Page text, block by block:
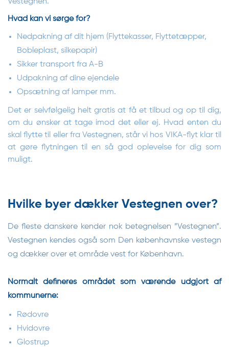
Hvad kan vi sørge for?
Nedpakning af dit hjem (Flyttekasser, Flyttetæpper,
Bobleplast, silkepapir)
Sikker transport fra A-B
Udpakning af dine ejendele
Opsætning af lamper mm.
Det er selvfølgelig helt gratis at få et tilbud og op til dig,
om du ønsker at tage imod det eller ej. Hvad enten du
skal flytte til eller fra Vestegnen, står vi hos VIKA-flyt klar til
at gøre flytningen til en så god oplevelse for dig som
muligt.
Hvilke byer dækker Vestegnen over?
De fleste danskere kender nok betegnelsen ”Vestegnen”.
Vestegnen kendes også som Den københavnske vestegn
og dækker over et område vest for København.
Normalt defineres området som værende udgjort af
kommunerne:
Rødovre
Hvidovre
Glostrup